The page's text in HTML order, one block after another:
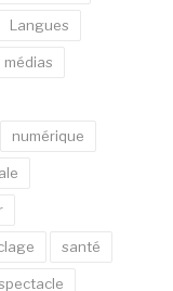
Langues
médias
numérique
santé